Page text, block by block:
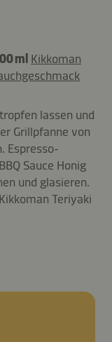
ml Kikkoman
lassen und
Grillpfanne von
Espresso-
Sauce Honig
und glasieren.
Teriyaki